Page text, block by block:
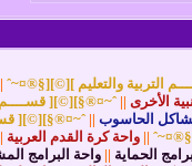
التربية والتعليم ][©][§®¤~ˆ
الأخرى || ˆ~¤®§][©][ قســــم
الحاسوب ||
ˆ~¤®§][©][
|| واحة كرة القدم العربية
الحماية || واحة البرامج